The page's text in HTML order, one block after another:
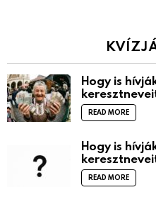
Hogy is
READ MORE
Hogy is
READ MORE